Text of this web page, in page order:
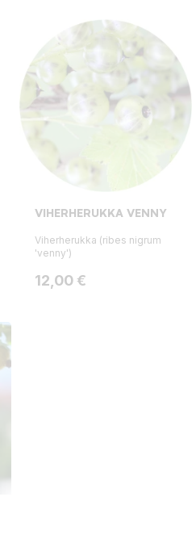
VIHERHERUKKA VENNY
Viherherukka (ribes nigrum
'venny')
Hinta
12,00 €